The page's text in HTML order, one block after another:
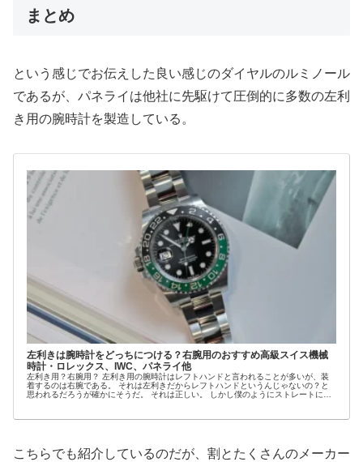
まとめ
という感じでお伝えした良い感じのダイヤルのルミノール
であるが、パネライは他社に先駆けて圧倒的に多数の左利
き用の腕時計を製造している。
左利きは腕時計をどっちにつける？右腕用のおすすめ高級スイス機械
時計・ロレックス、IWC、パネライ他
左利き用？右腕用？ 左利き用の腕時計はレフトハンドと言われることが多いが、装
着するのは右腕である。 それは左利きだからレフトハンドというんじゃないの？と
思われるだろうが確かにそうだ。 それは正しい。 しかし僕のようにストレートに言
こちらでも紹介しているのだが、割とたくさんのメーカー